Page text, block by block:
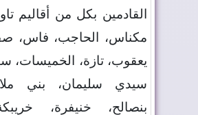
القادمين بكل من أقاليم
مكناس، الحاجب، فاس،
يعقوب، تازة، الخميسات،
سيدي سليمان، بني
بنصالح، خنيفرة،